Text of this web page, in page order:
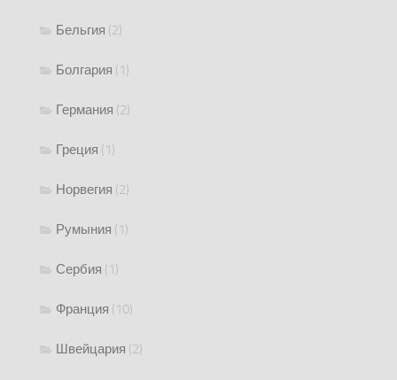
Бельгия (2)
Болгария (1)
Германия (2)
Греция (1)
Норвегия (2)
Румыния (1)
Сербия (1)
Франция (10)
Швейцария (2)